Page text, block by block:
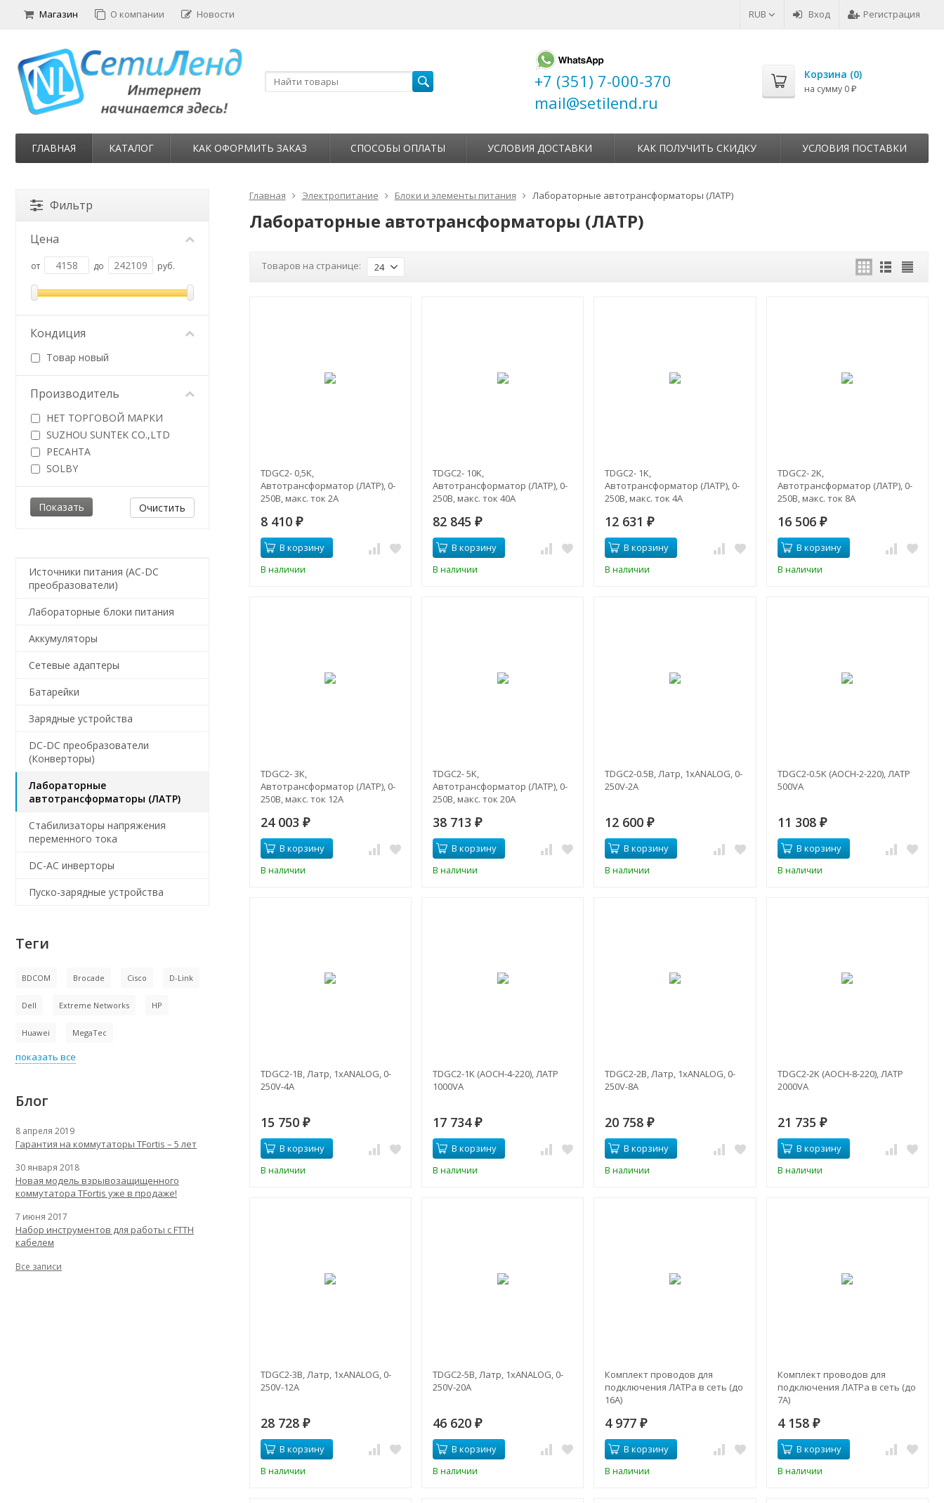
RUB Вход Регистрация
Магазин О компании Новости
+7 (351) 7-000-370
mail@setilend.ru
Корзина (0)
на сумму 0 ₽
ГЛАВНАЯ КАТАЛОГ КАК ОФОРМИТЬ ЗАКАЗ СПОСОБЫ ОПЛАТЫ УСЛОВИЯ ДОСТАВКИ КАК ПОЛУЧИТЬ СКИДКУ УСЛОВИЯ ПОСТАВКИ
Главная Электропитание Блоки и элементы питания Лабораторные автотрансформаторы (ЛАТР)
Лабораторные автотрансформаторы (ЛАТР)
Товаров на странице: 24
TDGC2- 0,5K,
Автотрансформатор (ЛАТР), 0-
250В, макс. ток 2А
8 410 ₽
В корзину
В наличии
TDGC2- 10K,
Автотрансформатор (ЛАТР), 0-
250В, макс. ток 40А
82 845 ₽
В корзину
В наличии
TDGC2- 1K,
Автотрансформатор (ЛАТР), 0-
250В, макс. ток 4А
12 631₽
В корзину
В наличии
TDGC2- 2K,
Автотрансформатор (ЛАТР), 0-
250В, макс. ток 8А
16 506 ₽
В корзину
В наличии
TDGC2- 3K,
Автотрансформатор (ЛАТР), 0-
250В, макс. ток 12А
24 003 ₽
В корзину
В наличии
TDGC2- 5K,
Автотрансформатор (ЛАТР), 0-
250В, макс. ток 20А
38 713 ₽
В корзину
В наличии
TDGC2-0.5B, Латр, 1хANALOG, 0-
250V-2A
12 600₽
В корзину
В наличии
TDGC2-0.5K (АОСН-2-220), ЛАТР
500VA
11 308 ₽
В корзину
В наличии
TDGC2-1B, Латр, 1xANALOG, 0-
250V-4A
15 750 ₽
В корзину
В наличии
TDGC2-1K (АОСН-4-220), ЛАТР
1000VA
17 734 ₽
В корзину
В наличии
TDGC2-2B, Латр, 1xANALOG, 0-
250V-8A
20 758₽
В корзину
В наличии
TDGC2-2K (АОСН-8-220), ЛАТР
2000VA
21 735 ₽
В корзину
В наличии
TDGC2-3B, Латр, 1xANALOG, 0-
250V-12A
28 728 ₽
В корзину
В наличии
TDGC2-5B, Латр, 1xANALOG, 0-
250V-20A
46 620 ₽
В корзину
В наличии
Комплект проводов для
подключения ЛАТРа в сеть (до
16А)
4 977₽
В корзину
В наличии
Комплект проводов для
подключения ЛАТРа в сеть (до
7А)
4 158 ₽
В корзину
В наличии
Фильтр
Цена
от до руб.
Кондиция
Товар новый
Производитель
НЕТ ТОРГОВОЙ МАРКИ
SUZHOU SUNTEK CO.,LTD
РЕСАНТА
SOLBY
Очистить
Источники питания (AC-DC
преобразователи)
Лабораторные блоки питания
Аккумуляторы
Сетевые адаптеры
Батарейки
Зарядные устройства
DC-DC преобразователи
(Конверторы)
Лабораторные
автотрансформаторы (ЛАТР)
Стабилизаторы напряжения
переменного тока
DC-AC инверторы
Пуско-зарядные устройства
Теги
BDCOM Brocade Cisco D-Link
Dell Extreme Networks HP
Huawei MegaTec
показать все
Блог
8 апреля 2019
Гарантия на коммутаторы TFortis – 5 лет
30 января 2018
Новая модель взрывозащищенного
коммутатора TFortis уже в продаже!
7 июня 2017
Набор инструментов для работы с FTTH
кабелем
Все записи